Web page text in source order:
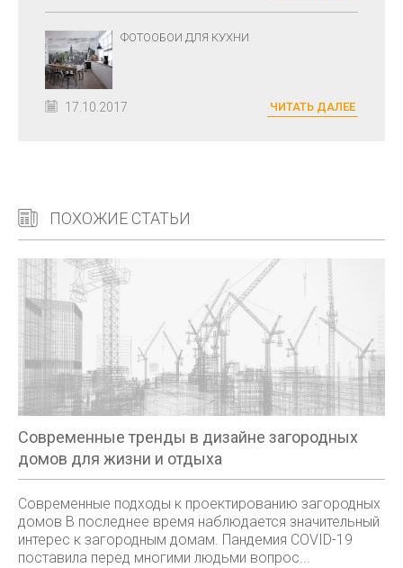
ФОТООБОИ ДЛЯ КУХНИ
17.10.2017 ЧИТАТЬ ДАЛЕЕ
ПОХОЖИЕ СТАТЬИ
Современные тренды в дизайне загородных
домов для жизни и отдыха
Современные подходы к проектированию загородных
домов В последнее время наблюдается значительный
интерес к загородным домам. Пандемия COVID-19
поставила перед многими людьми вопрос...